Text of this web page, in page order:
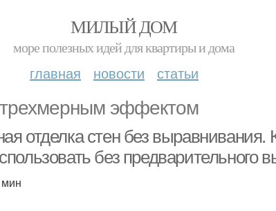
МИЛЫЙ ДОМ
море полезных идей для квартиры и дома
главная новости статьи
эффектом
отделка стен без
без предварительного